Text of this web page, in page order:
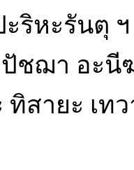
ริหะรันตุ
ปัชฌา อะ
ทิสายะ เ